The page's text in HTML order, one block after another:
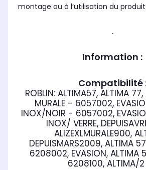
montage ou à l’utilisation du produit.
.
Information :
Compatibilité
ROBLIN: ALTIMA57, ALTIMA
MURALE - 6057002,
INOX/NOIR - 6057002,
INOX/ VERRE,
ALIZEXLMURALE900,
DEPUISMARS2009, ALTIMA
6208002, EVASION, ALTIMA
6208100, ALTIMA/